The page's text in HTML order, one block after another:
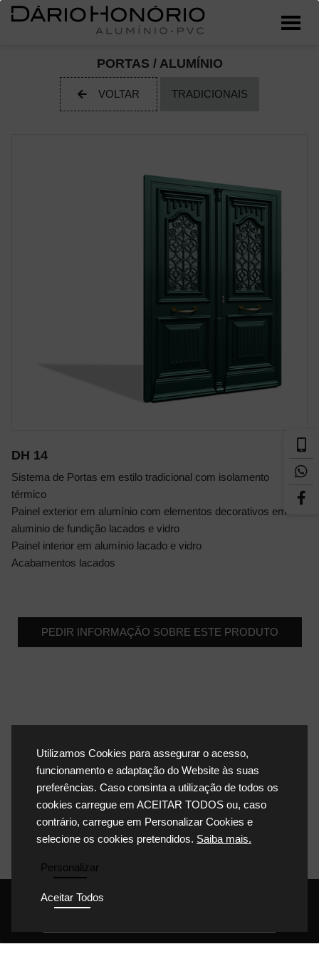
PORTAS / ALUMÍNIO
VOLTAR TRADICIONAIS
DH 14
Sistema de Portas em estilo tradicional com isolamento
térmico
Painel exterior em alumínio com elementos decorativos em
aluminio de fundição lacados e vidro
Painel interior em alumínio lacado e vidro
Acabamentos lacados
PEDIR INFORMAÇÃO SOBRE ESTE PRODUTO
Utilizamos Cookies para assegurar o acesso,
funcionamento e adaptação do Website às suas
preferências. Caso consinta a utilização de todos os
cookies carregue em ACEITAR TODOS ou, caso
contrário, carregue em Personalizar Cookies e
selecione os cookies pretendidos. Saiba mais.
Personalizar
Aceitar Todos